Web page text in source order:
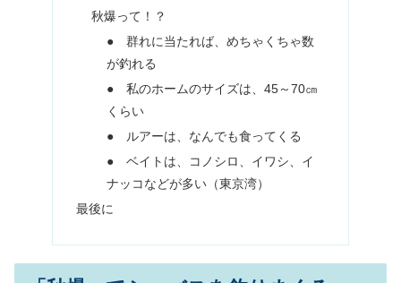
秋爆って！？
● 群れに当たれば、めちゃくちゃ数
が釣れる
● 私のホームのサイズは、45～70㎝
くらい
● ルアーは、なんでも食ってくる
● ベイトは、コノシロ、イワシ、イ
ナッコなどが多い（東京湾）
最後に